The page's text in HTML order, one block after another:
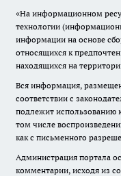
«На информационном
технологии
информации на основе
относящихся к
находящихся на
Вся информация,
соответствии с
подлежит использованию
том числе
как с письменного
Администрация портала
комментарии, исходя из